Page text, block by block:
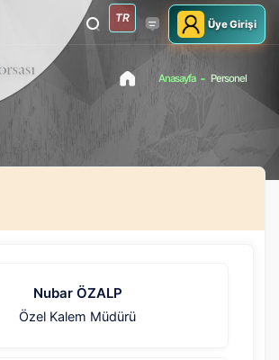
TR Üye Girişi
Anasayfa Personel
Nubar ÖZALP
Özel Kalem Müdürü